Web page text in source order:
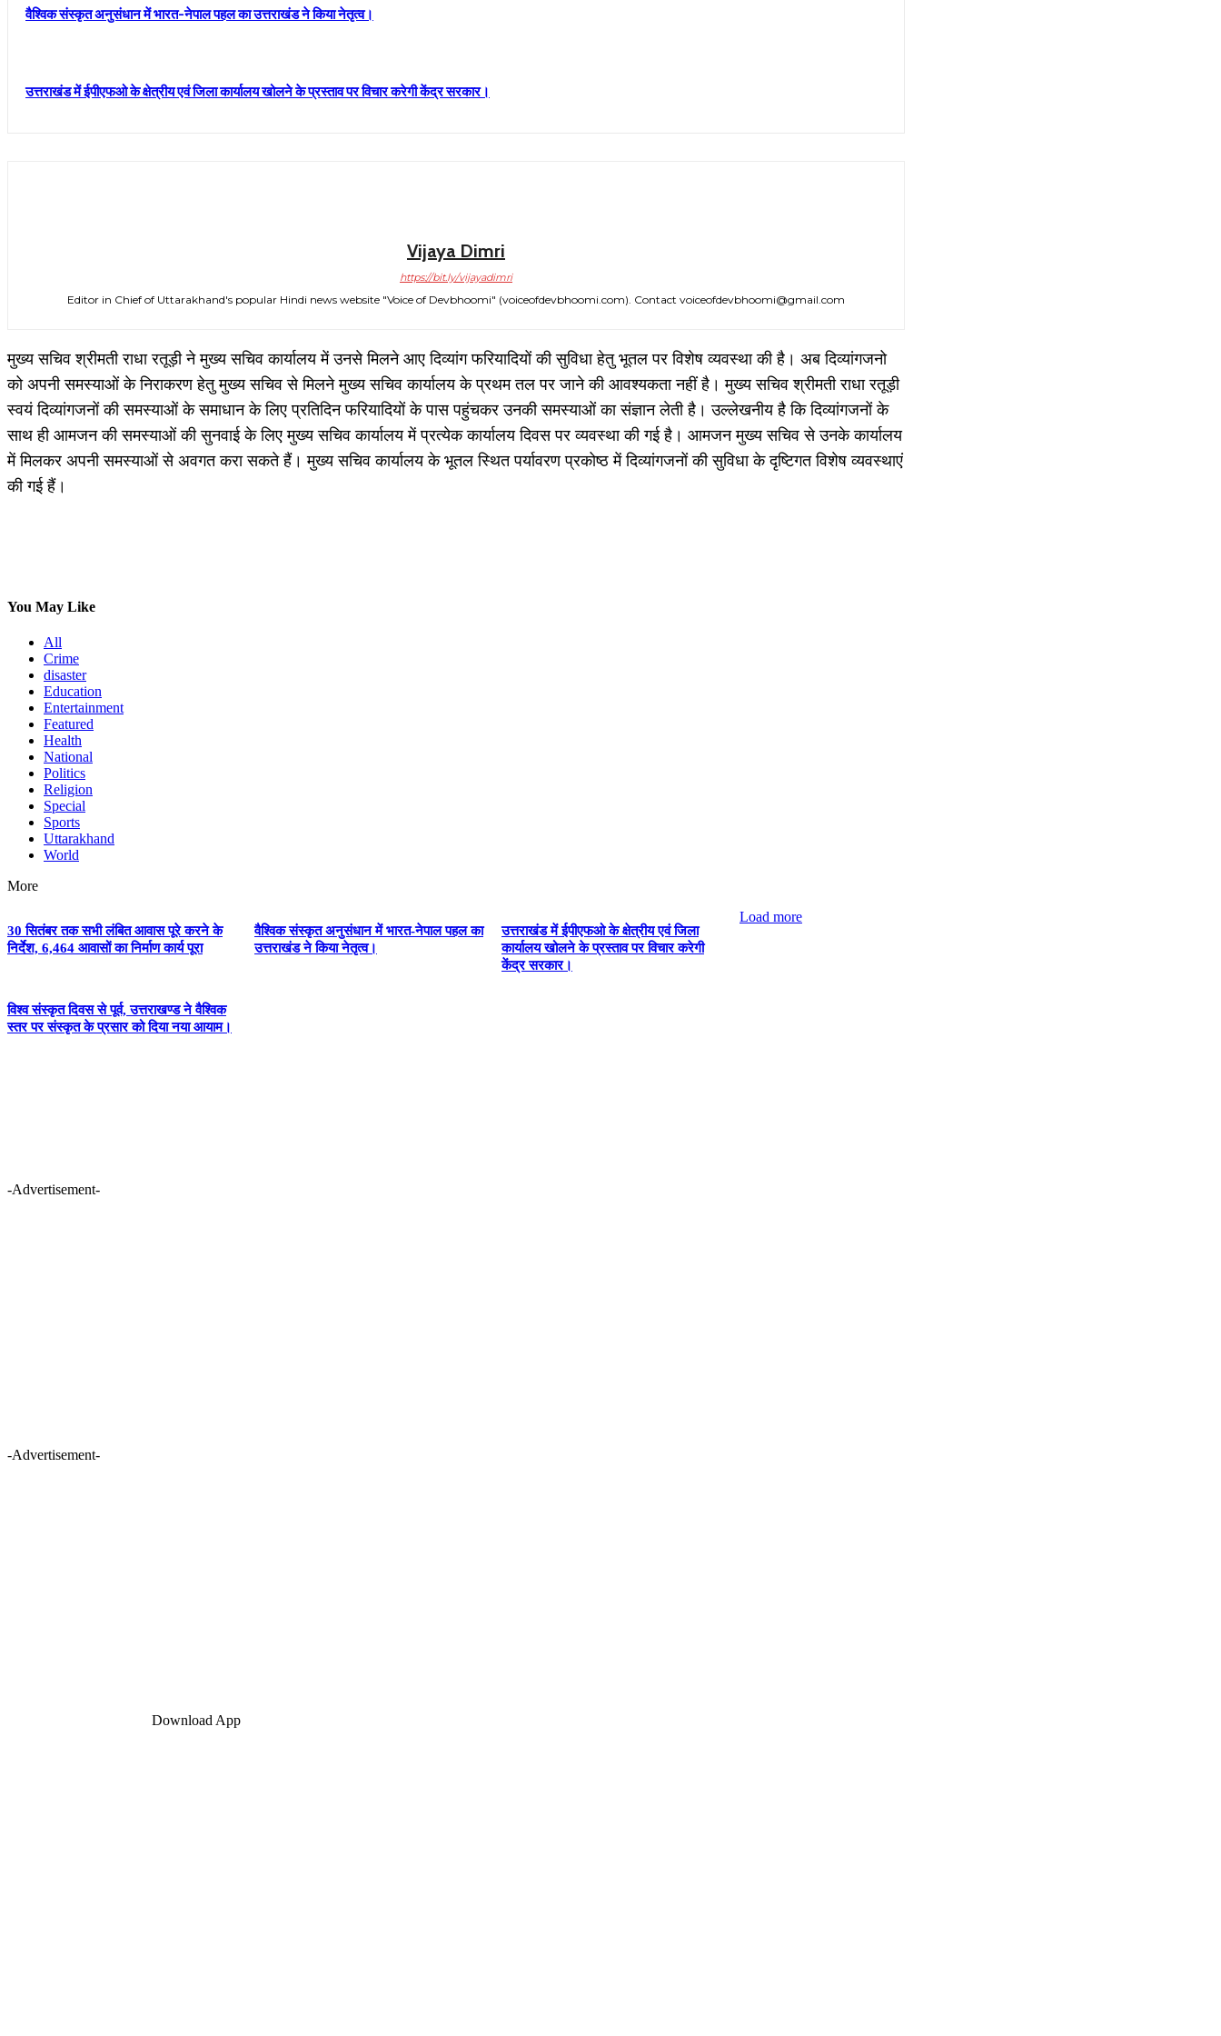
वैश्विक संस्कृत अनुसंधान में भारत-नेपाल पहल का उत्तराखंड ने किया नेतृत्व।
उत्तराखंड में ईपीएफओ के क्षेत्रीय एवं जिला कार्यालय खोलने के प्रस्ताव पर विचार करेगी केंद्र सरकार।
Vijaya Dimri
https://bit.ly/vijayadimri
Editor in Chief of Uttarakhand's popular Hindi news website "Voice of Devbhoomi" (voiceofdevbhoomi.com). Contact voiceofdevbhoomi@gmail.com
मुख्य सचिव श्रीमती राधा रतूड़ी ने मुख्य सचिव कार्यालय में उनसे मिलने आए दिव्यांग फरियादियों की सुविधा हेतु भूतल पर विशेष व्यवस्था की है। अब दिव्यांगजनो
को अपनी समस्याओं के निराकरण हेतु मुख्य सचिव से मिलने मुख्य सचिव कार्यालय के प्रथम तल पर जाने की आवश्यकता नहीं है। मुख्य सचिव श्रीमती राधा रतूड़ी
स्वयं दिव्यांगजनों की समस्याओं के समाधान के लिए प्रतिदिन फरियादियों के पास पहुंचकर उनकी समस्याओं का संज्ञान लेती है। उल्लेखनीय है कि दिव्यांगजनों के
साथ ही आमजन की समस्याओं की सुनवाई के लिए मुख्य सचिव कार्यालय में प्रत्येक कार्यालय दिवस पर व्यवस्था की गई है। आमजन मुख्य सचिव से उनके कार्यालय
में मिलकर अपनी समस्याओं से अवगत करा सकते हैं। मुख्य सचिव कार्यालय के भूतल स्थित पर्यावरण प्रकोष्ठ में दिव्यांगजनों की सुविधा के दृष्टिगत विशेष व्यवस्थाएं
की गई हैं।
You May Like
All
Crime
disaster
Education
Entertainment
Featured
Health
National
Politics
Religion
Special
Sports
Uttarakhand
World
More
30 सितंबर तक सभी लंबित आवास पूरे करने के
निर्देश, 6,464 आवासों का निर्माण कार्य पूरा
वैश्विक संस्कृत अनुसंधान में भारत-नेपाल पहल का
उत्तराखंड ने किया नेतृत्व।
उत्तराखंड में ईपीएफओ के क्षेत्रीय एवं जिला
कार्यालय खोलने के प्रस्ताव पर विचार करेगी
केंद्र सरकार।
विश्व संस्कृत दिवस से पूर्व, उत्तराखण्ड ने वैश्विक
स्तर पर संस्कृत के प्रसार को दिया नया आयाम।
Load more
-Advertisement-
-Advertisement-
Download App